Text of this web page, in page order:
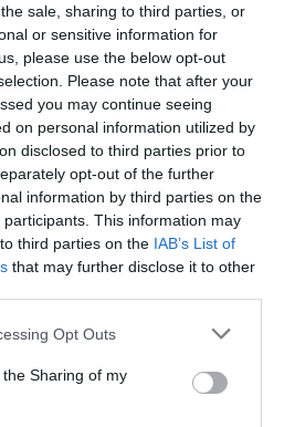
sale, sharing to third parties, or
or sensitive information for
please use the below opt-out
Please note that after your
you may continue seeing
on personal information utilized by
disclosed to third parties prior to
opt-out of the further
information by third parties on the
participants. This information may
third parties on the IAB’s List of
that may further disclose it to other
Opt Outs
Sharing of my
Dans le sillage de la MVP de la
(18 points), la sélection
matelas de 10 unités au bout
15). Le quart temps s’achèvent
(10 pts, 8 rbds, 1 int) et
4 rbds) la troupe de Geno
Torrens (10 points), Laura
et Sancho Lytlle (16 points,